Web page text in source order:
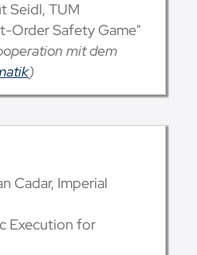
Seidl, TUM
Order Safety Game"
mit dem
)
Cadar, Imperial
Execution for